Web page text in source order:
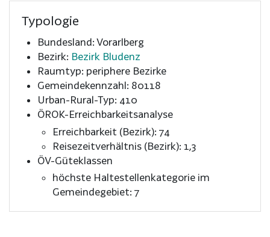
Typologie
Bundesland: Vorarlberg
Bezirk: Bezirk Bludenz
Raumtyp: periphere Bezirke
Gemeindekennzahl: 80118
Urban-Rural-Typ: 410
ÖROK-Erreichbarkeitsanalyse
Erreichbarkeit (Bezirk): 74
Reisezeitverhältnis (Bezirk): 1,3
ÖV-Güteklassen
höchste Haltestellenkategorie im
Gemeindegebiet: 7